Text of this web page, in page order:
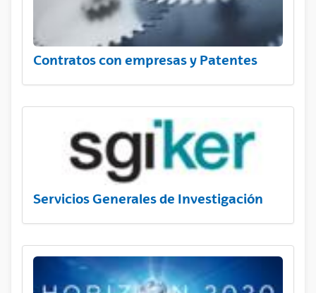
Contratos con empresas y Patentes
Servicios Generales de Investigación